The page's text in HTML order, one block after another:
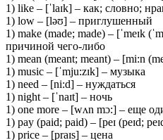
1) like – [ˈlaɪk] – как; словно;
1) low – [ləʊ] – приглушенный
1) make (made; made) – [ˈmeɪk
причиной чего-либо
1) mean (meant; meant) – [mi:n
1) music – [ˈmju:zɪk] – музыка
1) need – [ni:d] – нуждаться
1) night – [ˈnaɪt] – ночь
1) one more – [wʌn mɔ:] – еще
1) pay (paid; paid) – [peɪ (peɪd;
1) price – [praɪs] – цена